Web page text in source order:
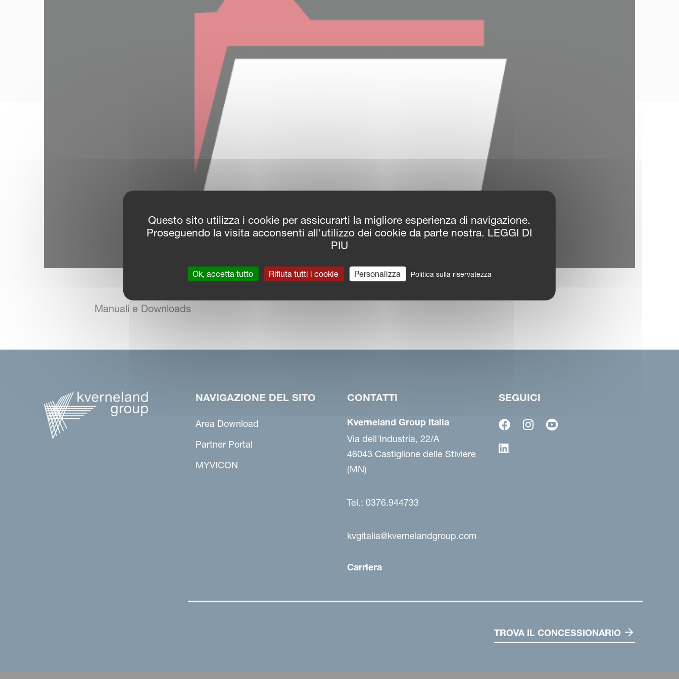
Manuali e Downloads
NAVIGAZIONE DEL SITO
Area Download
Partner Portal
MYVICON
CONTATTI
Kverneland Group Italia
Via dell'Industria, 22/A
46043 Castiglione delle Stiviere
(MN)
Tel.: 0376.944733
kvgitalia@kvernelandgroup.com
Carriera
SEGUICI
TROVA IL CONCESSIONARIO
Questo sito utilizza i cookie per assicurarti la migliore esperienza di navigazione.
Proseguendo la visita acconsenti all'utilizzo dei cookie da parte nostra. LEGGI DI
PIU
Ok, accetta tutto Rifiuta tutti i cookie Personalizza Politica sulla riservatezza